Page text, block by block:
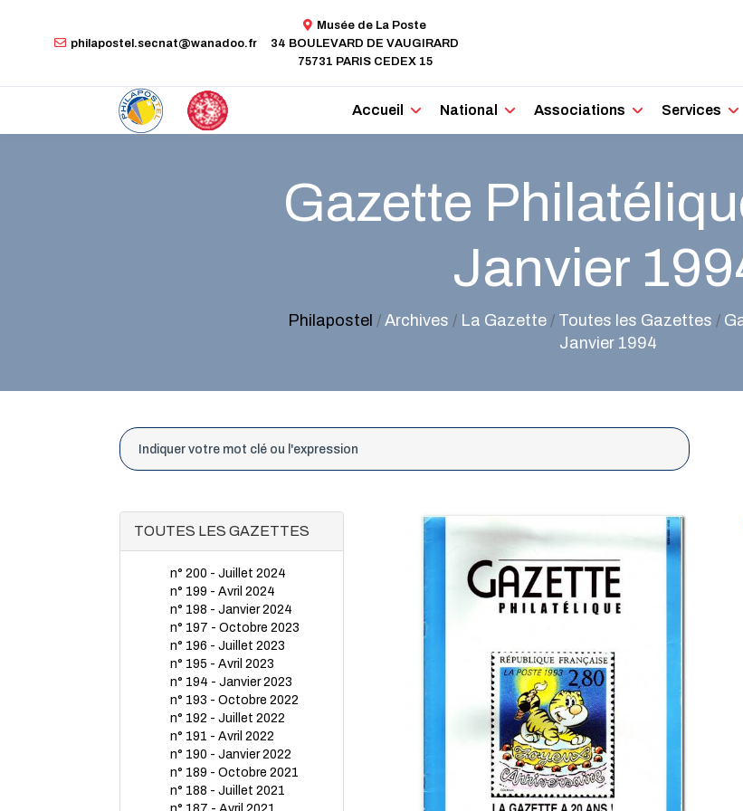
philapostel.secnat@wanadoo.fr
Musée de La Poste
34 BOULEVARD DE VAUGIRARD
75731 PARIS CEDEX 15
Accueil National Associations Services
Gazette
Janvier
Philapostel / Archives / La Gazette/ Toutes les Gazettes /
Janvier 1994
TOUTES LES GAZETTES
n° 200 - Juillet 2024
n° 199 - Avril 2024
n° 198 - Janvier 2024
n° 197 - Octobre 2023
n° 196 - Juillet 2023
n° 195 - Avril 2023
n° 194 - Janvier 2023
n° 193 - Octobre 2022
n° 192 - Juillet 2022
n° 191 - Avril 2022
n° 190 - Janvier 2022
n° 189 - Octobre 2021
n° 188 - Juillet 2021